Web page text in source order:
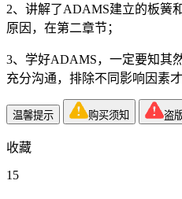
2、讲解了ADAMS建立的板簧
原因，在第二章节；
3、学好ADAMS，一定要知其
充分沟通，排除不同影响因素
温馨提示 购买须知 盗
收藏
15